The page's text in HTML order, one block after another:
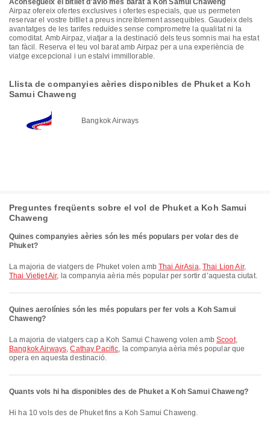
Aconsegueix el bitllet d'avió més barat a Koh Samui Chaweng
Airpaz ofereix ofertes exclusives i ofertes especials, que us permeten
reservar el vostre bitllet a preus increïblement assequibles. Gaudeix dels
avantatges de les tarifes reduïdes sense comprometre la qualitat ni la
comoditat. Amb Airpaz, viatjar a la destinació dels teus somnis mai ha estat
tan fàcil. Reserva el teu vol barat amb Airpaz per a una experiència de
viatge excepcional i un estalvi immillorable.
Llista de companyies aèries disponibles de Phuket a Koh
Samui Chaweng
Bangkok Airways
Preguntes freqüents sobre el vol de Phuket a Koh Samui
Chaweng
Quines companyies aèries són les més populars per volar des de
Phuket?
La majoria de viatgers de Phuket volen ambThai AirAsia, Thai Lion Air,
Thai Vietjet Air, la companyia aèria més popular per sortir d’aquesta ciutat.
Quines aerolínies són les més populars per fer vols a Koh Samui
Chaweng?
La majoria de viatgers cap a Koh Samui Chaweng volen amb Scoot,
Bangkok Airways,Cathay Pacific, la companyia aèria més popular que
opera en aquesta destinació.
Quants vols hi ha disponibles des de Phuket a Koh Samui Chaweng?
Hi ha 10 vols des de Phuket fins a Koh Samui Chaweng.